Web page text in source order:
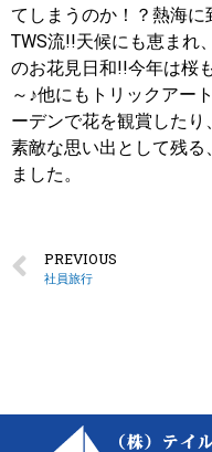
てしまうのか！？熱海
TWS流!!天候にも恵まれ
のお花見日和!!今年は桜
～♪他にもトリックアー
ーデンで花を観賞した
素敵な思い出として残る
ました。
PREVIOUS
社員旅行